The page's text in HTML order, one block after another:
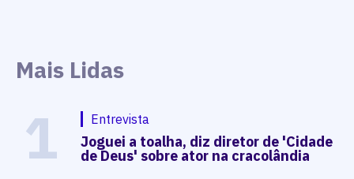
Mais Lidas
1 Entrevista
Joguei a toalha, diz diretor de 'Cidade
de Deus' sobre ator na cracolândia